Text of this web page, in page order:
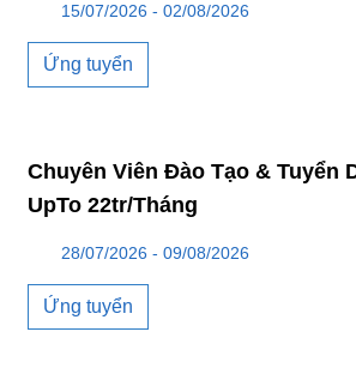
15/07/2026 - 02/08/2026
Ứng tuyển
Chuyên Viên Đào Tạo & Tuyển
UpTo 22tr/Tháng
28/07/2026 - 09/08/2026
Ứng tuyển